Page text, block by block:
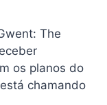
The
os planos do
chamando